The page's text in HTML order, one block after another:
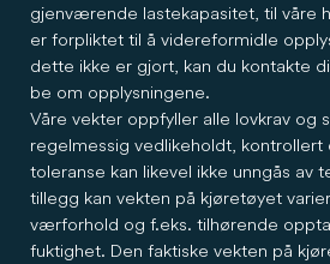
gjenværende lastekapasitet, til våre
er forpliktet til å videreformidle
dette ikke er gjort, kan du kontakte
be om opplysningene.
Våre vekter oppfyller alle lovkrav og
regelmessig vedlikeholdt, kontrollert
toleranse kan likevel ikke unngås av
tillegg kan vekten på kjøretøyet
værforhold og f.eks. tilhørende
fuktighet. Den faktiske vekten på